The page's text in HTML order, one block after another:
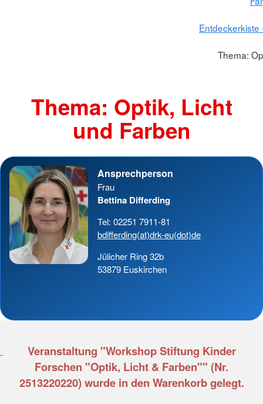
Entdeckerkiste
Thema:
Thema: Optik, Licht
und Farben
Ansprechperson
Frau
Bettina Differding
Tel: 02251 7911-81
bdifferding(at)drk-eu(dot)de
Jülicher Ring 32b
53879 Euskirchen
Veranstaltung "Workshop Stiftung Kinder
Forschen "Optik, Licht & Farben"" (Nr.
2513220220) wurde in den Warenkorb gelegt.